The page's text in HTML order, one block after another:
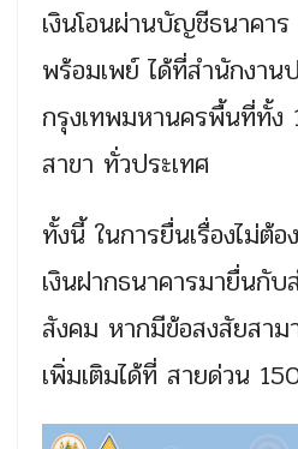
เงินโอนผ่านบัญชีธนาคา
พร้อมเพย์ ได้ที่สำนักงาน
กรุงเทพมหานครพื้นที่ทั้
สาขา ทั่วประเทศ
ทั้งนี้ ในการยื่นเรื่องไม่ต้
เงินฝากธนาคารมายื่นกั
สังคม หากมีข้อสงสัยสา
เพิ่มเติมได้ที่ สายด่วน